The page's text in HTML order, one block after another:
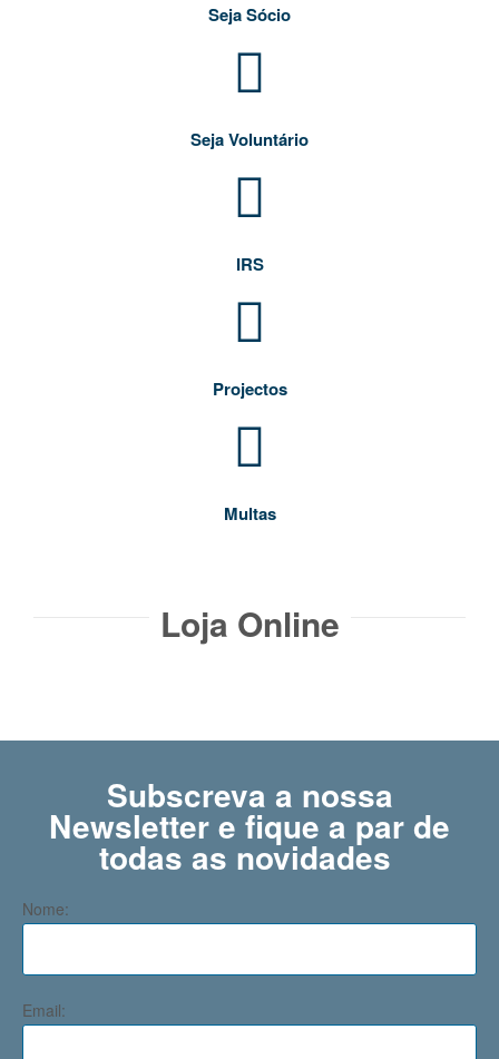
Seja Sócio
Seja Voluntário
IRS
Projectos
Multas
Loja Online
Subscreva a nossa
Newsletter e fique a par de
todas as novidades ​
Nome:
Email: